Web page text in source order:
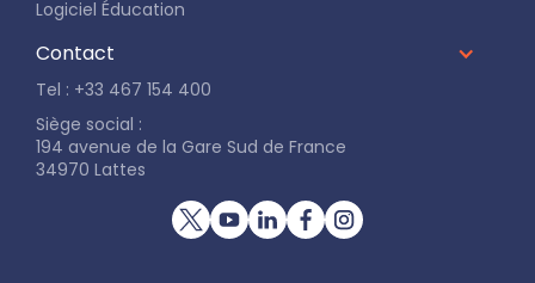
Logiciel Éducation
Contact
Tel : +33 467 154 400
Siège social :
194 avenue de la Gare Sud de France
34970 Lattes